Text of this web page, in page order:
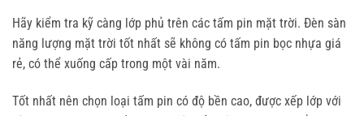
Hãy kiểm tra kỹ càng lớp phủ trên các tấm pin mặt trời. Đèn sàn
năng lượng mặt trời tốt nhất sẽ không có tấm pin bọc nhựa giá
rẻ, có thể xuống cấp trong một vài năm.
Tốt nhất nên chọn loại tấm pin có độ bền cao, được xếp lớp với